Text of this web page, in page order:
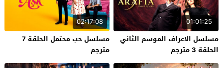
01:01:25
مسلسل الاعراف الموسم الثاني
الحلقة 3 مترجم
02:17:08
مسلسل حب محتمل الحلقة 7
مترجم